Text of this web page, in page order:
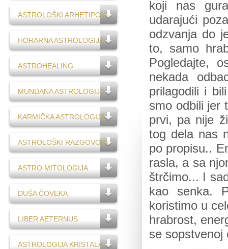
ASTROLOŠKI ARHETIPOVI
HORARNA ASTROLOGIJA
ASTROHEALING
MUNDANA ASTROLOGIJA
KARMIČKA ASTROLOGIJA
ASTROLOŠKI RAZGOVORI
ASTRO MITOLOGIJA
DUŠA ČOVEKA
LIBER AETERNUS
ASTROLOGIJA KRISTALA
koji nas
udarajući
odzvanja do
to, samo
Pogledajte,
nekada
prilagodili i
smo odbili jer
prvi, pa nije
tog dela nas
po propisu..
rasla, a sa
štrčimo... I
kao senka.
koristimo u
hrabrost,
se sopstvenoj